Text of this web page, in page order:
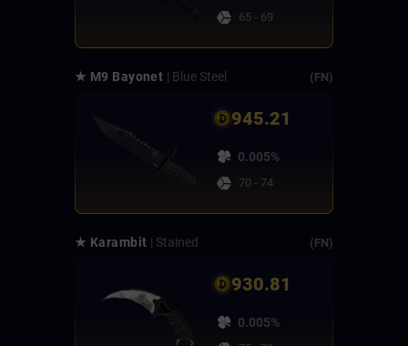
65 - 69
★ M9 Bayonet | Blue Steel (FN)
945.21
0.005%
70 - 74
★ Karambit | Stained (FN)
930.81
0.005%